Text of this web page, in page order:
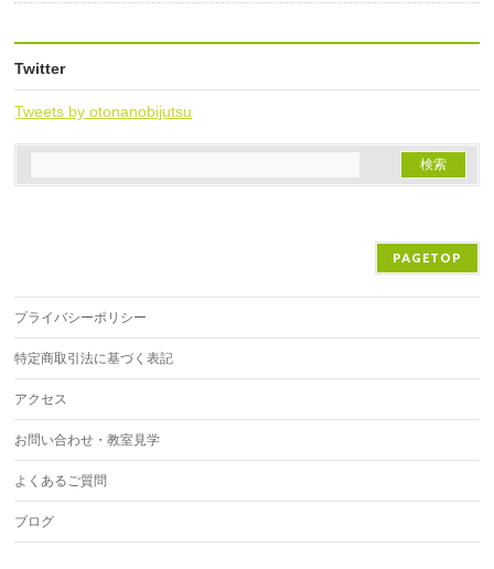
Twitter
Tweets by otonanobijutsu
PAGETOP
プライバシーポリシー
特定商取引法に基づく表記
アクセス
お問い合わせ・教室見学
よくあるご質問
ブログ